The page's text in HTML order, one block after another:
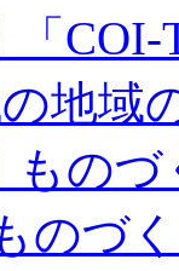
「
地域
もの
のづ